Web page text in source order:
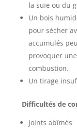
la suie ou du
Un bois
pour sécher
accumulés
provoquer
combustion.
Un tirage
Difficultés de
Joints abîmés